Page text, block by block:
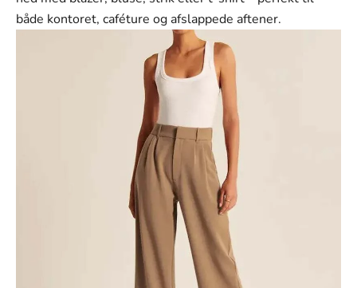
både kontoret, caféture og afslappede aftener.